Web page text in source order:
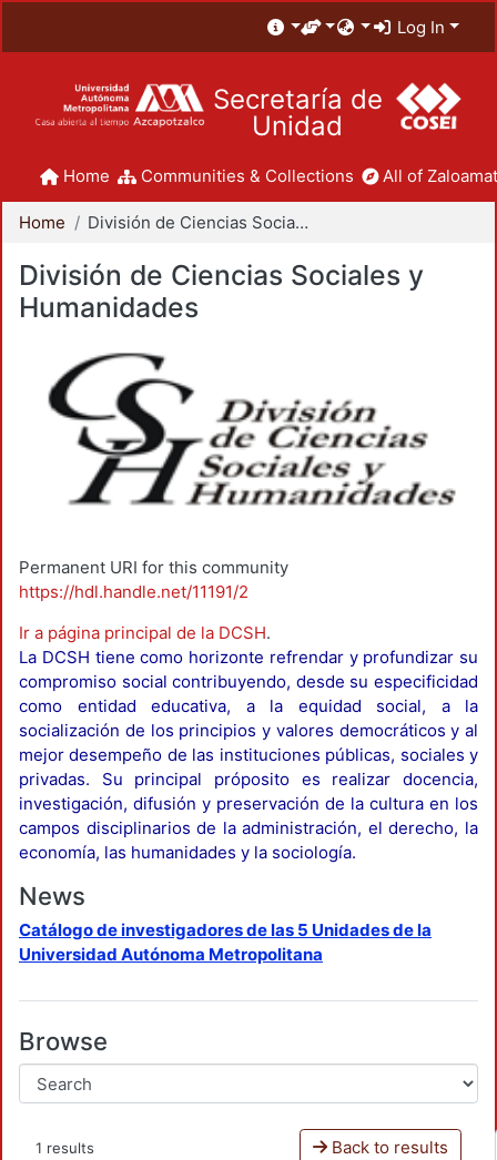
Log In
Secretaría de
Unidad
Home Communities & Collections All of
Home División de Ciencias Sociales y Humanidades
División de Ciencias Sociales y
Humanidades
Permanent URI for this community
https://hdl.handle.net/11191/2
Ir a página principal de la DCSH.
La DCSH tiene como horizonte refrendar y profundizar su
compromiso social contribuyendo, desde su especificidad
como entidad educativa, a la equidad social, a la
socialización de los principios y valores democráticos y al
mejor desempeño de las instituciones públicas, sociales y
privadas. Su principal próposito es realizar docencia,
investigación, difusión y preservación de la cultura en los
campos disciplinarios de la administración, el derecho, la
economía, las humanidades y la sociología.
News
Catálogo de investigadores de las 5 Unidades de la
Universidad Autónoma Metropolitana
Browse
1 results Back to results